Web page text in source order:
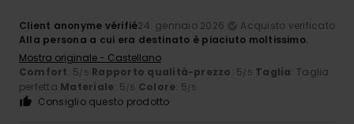
Client anonyme vérifié24. gennaio 2026
Acquisto verificato
Alla persona a cui era destinato è piaciuto moltissimo.
Mostra originale - Castellano
Comfort: 5/5 Rapporto qualità-prezzo: 5/5 Taglia: Taglia
perfetta Materiale: 5/5 Colore: 5/5
Consiglio questo prodotto